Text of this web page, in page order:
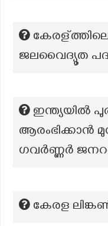
ജലവൈദ്യൂത
ഇന്ത്യയിൽ
ഗവർണ്ണർ
കേരള